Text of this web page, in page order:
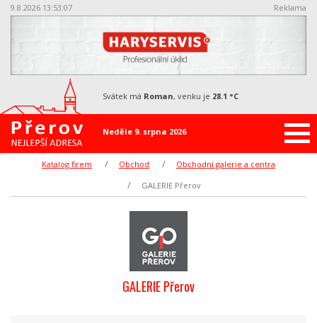
9.8.2026 13:53:07 Reklama
Neděle 9. srpna 2026
svátek má Roman, venku je 28.1 °C
Katalog firem Obchod
Obchodní galerie a centra
GALERIE Přerov
GALERIE Přerov